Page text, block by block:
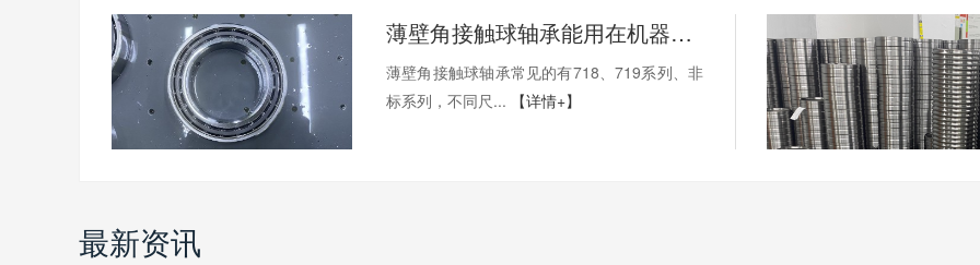
薄壁角接触球轴承能用在机器人上吗？薄壁轴承有哪些优点？
薄壁角接触球轴承常见的有718、719系列、非
标系列，不同尺...
【详情+】
最新资讯